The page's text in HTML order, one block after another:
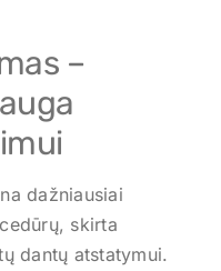
–
dažniausiai
skirta
dantų atstatymui.